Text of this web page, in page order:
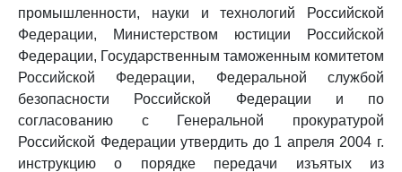
промышленности, науки и технологий Российской
Федерации, Министерством юстиции Российской
Федерации, Государственным таможенным комитетом
Российской Федерации, Федеральной службой
безопасности Российской Федерации и по
согласованию с Генеральной прокуратурой
Российской Федерации утвердить до 1 апреля 2004 г.
инструкцию о порядке передачи изъятых из